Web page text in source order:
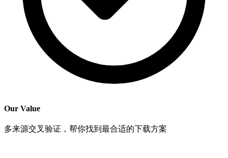
Our Value
多来源交叉验证，帮你找到最合适的下载方案